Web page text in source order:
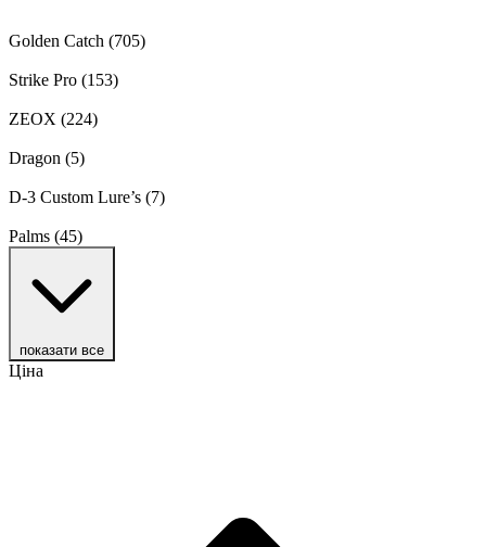
Golden Catch (705)
Strike Pro (153)
ZEOX (224)
Dragon (5)
D‑3 Custom Lure’s (7)
Palms (45)
показати все
Ціна